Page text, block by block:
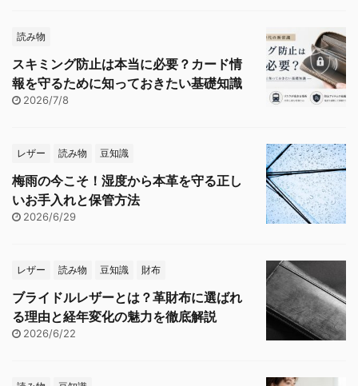
読み物
スキミング防止は本当に必要？カード情
報を守るために知っておきたい基礎知識
2026/7/8
レザー 読み物 豆知識
梅雨の今こそ！湿度から本革を守る正し
いお手入れと保管方法
2026/6/29
レザー 読み物 豆知識 財布
ブライドルレザーとは？革財布に選ばれ
る理由と経年変化の魅力を徹底解説
2026/6/22